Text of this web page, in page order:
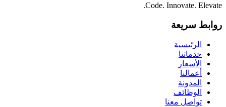
Code. Innovate. Elevate.
روابط سريعة
الرئيسية
خدماتنا
الأسعار
أعمالنا
المدونة
الوظائف
تواصل معنا